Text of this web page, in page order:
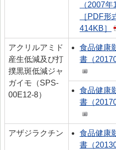
（2007年
［PDF形
414KB］
アクリルアミド
産生低減及び打
撲黒斑低減ジャ
ガイモ（SPS-
00E12-8）
食品健康
書（
食品健康
書（
アザジラクチン
食品健康
書（